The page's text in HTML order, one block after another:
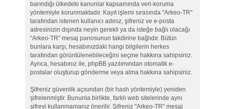
barındığı ülkedeki kanunlar kapsamında veri-koruma
yöntemiyle korunmaktadır. Kayıt işlemi sırasında "Arkeo-TR"
tarafından istenen kullanıcı adınız, şifreniz ve e-posta
adresinizin dışında neyin gerekli ya da isteğe bağlı olacağı
“Arkeo-TR” mesaj panosunun takdirine bağlıdır. Bütün
bunlara karşı, hesabınızdaki hangi bilgilerin herkes
tarafından görüntülenebileceğini seçme hakkına sahipsiniz.
Ayrıca, hesabınız ile, phpBB yazılımından otomatik e-
postalar oluşturup gönderme veya alma hakkına sahipsiniz.
Şifreniz güvenlik açısından (bir hash yöntemiyle) yeniden
şifrelenmiştir. Bununla birlikte, farklı web sitelerinde aynı
şifreyi kullanmamanız önerilir. Şifreniz "Arkeo-TR" mesaj